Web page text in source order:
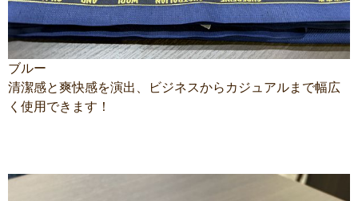
ブルー
清潔感と爽快感を演出、ビジネスからカジュアルまで幅広
く使用できます！